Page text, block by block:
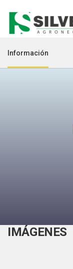
Información
IMÁGENES